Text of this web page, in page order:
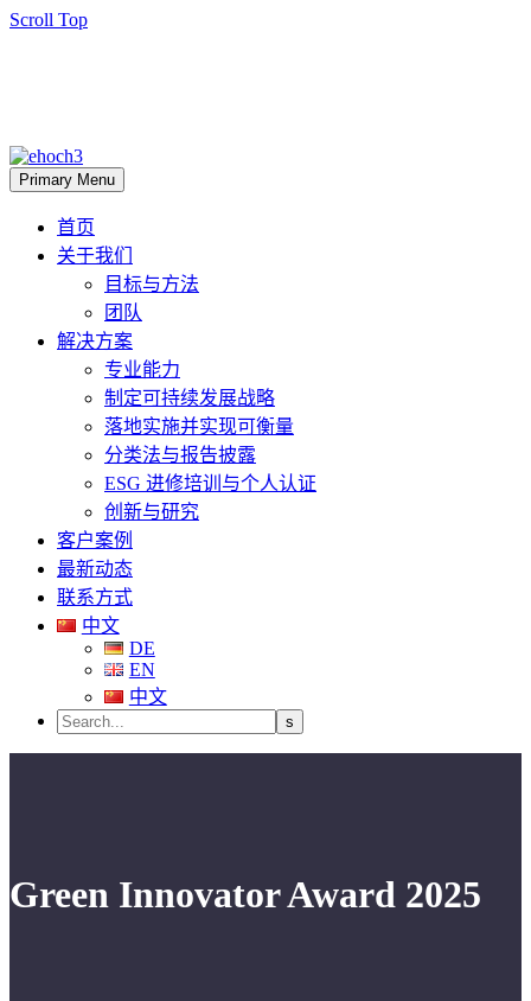
Scroll Top
Primary Menu
首页
关于我们
目标与方法
团队
解决方案
专业能力
制定可持续发展战略
落地实施并实现可衡量
分类法与报告披露
ESG 进修培训与个人认证
创新与研究
客户案例
最新动态
联系方式
中文
DE
EN
中文
Green Innovator Award 2025